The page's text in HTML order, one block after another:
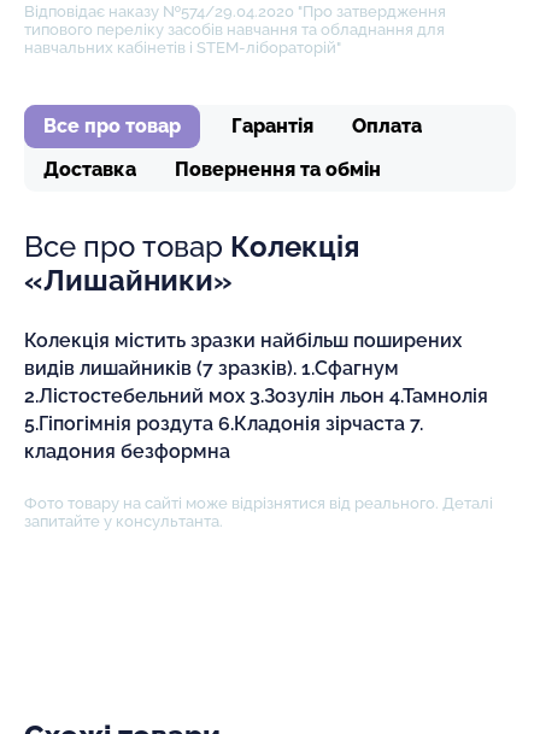
Відповідає наказу №574/29.04.2020 "Про затвердження
типового переліку засобів навчання та обладнання для
навчальних кабінетів і STEM-лібораторій"
Все про товар Гарантія
Оплата
Доставка
Повернення та обмін
Все про товар Колекція
«Лишайники»
Колекція містить зразки найбільш поширених
видів лишайників (7 зразків). 1.Сфагнум
2.Лістостебельний мох 3.Зозулін льон 4.Тамнолія
5.Гіпогімнія роздута 6.Кладонія зірчаста 7.
кладония безформна
Фото товару на сайті може відрізнятися від реального. Деталі
запитайте у консультанта.